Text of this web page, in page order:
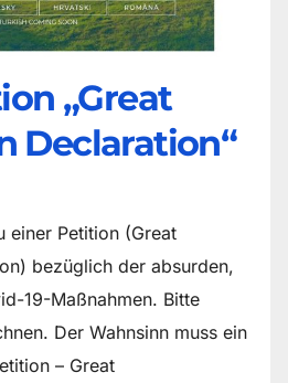
„Great
Declaration“
einer Petition (Great
bezüglich der absurden,
19-Maßnahmen. Bitte
Der Wahnsinn muss ein
– Great